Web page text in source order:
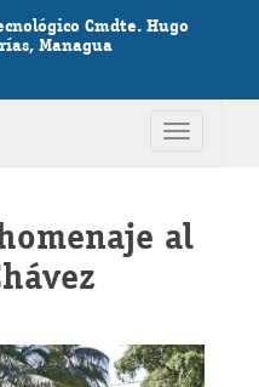
Cmdte. Hugo
Managua
Toggle
al